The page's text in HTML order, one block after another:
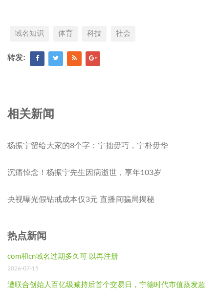
域名知识 体育 科技 社会
转发:
相关新闻
杨振宁留给大家的8个字：宁拙毋巧，宁朴毋华
沉痛悼念！杨振宁先生因病逝世，享年103岁
央视曝光假钻戒成本仅3元 直播间骗局揭秘
热点新闻
com和cn域名过期多久可 以再注册
2026-07-15
遭联合创始人百亿级减持后首个交易日，宁德时代市值蒸发超